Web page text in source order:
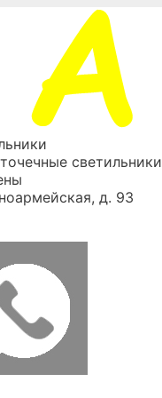
светильники
д. 93